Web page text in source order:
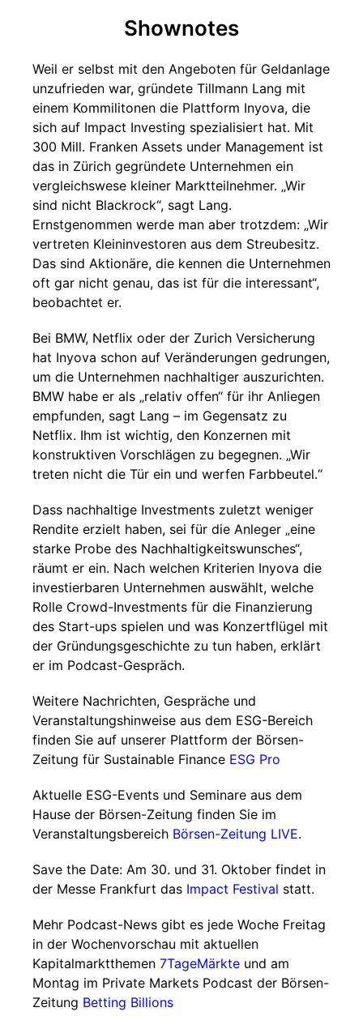
Shownotes
Weil er selbst mit den Angeboten für Geldanlage
unzufrieden war, gründete Tillmann Lang mit
einem Kommilitonen die Plattform Inyova, die
sich auf Impact Investing spezialisiert hat. Mit
300 Mill. Franken Assets under Management ist
das in Zürich gegründete Unternehmen ein
vergleichswese kleiner Marktteilnehmer. „Wir
sind nicht Blackrock“, sagt Lang.
Ernstgenommen werde man aber trotzdem: „Wir
vertreten Kleininvestoren aus dem Streubesitz.
Das sind Aktionäre, die kennen die Unternehmen
oft gar nicht genau, das ist für die interessant“,
beobachtet er.
Bei BMW, Netflix oder der Zurich Versicherung
hat Inyova schon auf Veränderungen gedrungen,
um die Unternehmen nachhaltiger auszurichten.
BMW habe er als „relativ offen“ für ihr Anliegen
empfunden, sagt Lang – im Gegensatz zu
Netflix. Ihm ist wichtig, den Konzernen mit
konstruktiven Vorschlägen zu begegnen. „Wir
treten nicht die Tür ein und werfen Farbbeutel.“
Dass nachhaltige Investments zuletzt weniger
Rendite erzielt haben, sei für die Anleger „eine
starke Probe des Nachhaltigkeitswunsches“,
räumt er ein. Nach welchen Kriterien Inyova die
investierbaren Unternehmen auswählt, welche
Rolle Crowd-Investments für die Finanzierung
des Start-ups spielen und was Konzertflügel mit
der Gründungsgeschichte zu tun haben, erklärt
er im Podcast-Gespräch.
Weitere Nachrichten, Gespräche und
Veranstaltungshinweise aus dem ESG-Bereich
finden Sie auf unserer Plattform der Börsen-
Zeitung für Sustainable Finance ESG Pro
Aktuelle ESG-Events und Seminare aus dem
Hause der Börsen-Zeitung finden Sie im
Veranstaltungsbereich Börsen-Zeitung LIVE.
Save the Date: Am 30. und 31. Oktober findet in
der Messe Frankfurt das Impact Festival statt.
Mehr Podcast-News gibt es jede Woche Freitag
in der Wochenvorschau mit aktuellen
Kapitalmarktthemen 7TageMärkte und am
Montag im Private Markets Podcast der Börsen-
Zeitung Betting Billions